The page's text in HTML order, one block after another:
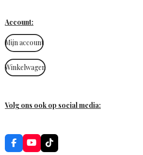
Account:
Mijn account
Winkelwagen
Volg ons ook op social media:
F
Y
T